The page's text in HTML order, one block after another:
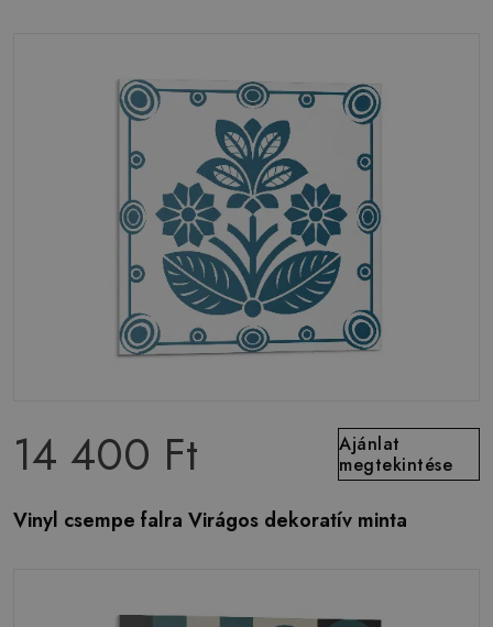
14 400 Ft
Ajánlat
megtekintése
Vinyl csempe falra Virágos dekoratív minta